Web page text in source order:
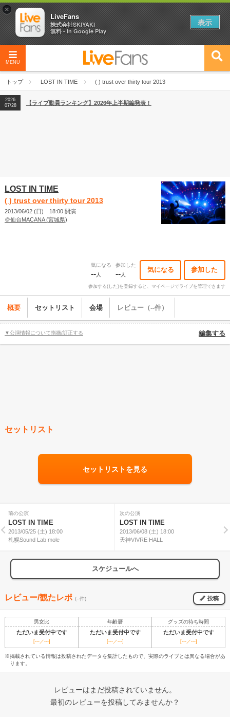
MENU
トップ LOST IN TIME ( ) trust over thirty tour 2013
2026
【フェス特集2026】フェス情報はここから！
【ライブ動員ランキング】2026年上半期編発表！
2026
04/27
LOST IN TIME
( ) trust over thirty tour 2013
2013/06/02 (日) 18:00 開演
＠仙台MACANA (宮城県)
気になる
--人
参加した
--人
気になる 参加した
参加する(した)を登録すると、マイページでライブを管理できます
概要 セットリスト 会場 レビュー（--件）
▼公演情報について指摘/訂正する 編集する
セットリスト
セットリストを見る
前の公演
LOST IN TIME
2013/05/25 (土) 18:00
札幌Sound Lab mole
次の公演
LOST IN TIME
2013/06/08 (土) 18:00
天神VIVRE HALL
スケジュールへ
レビュー/観たレポ (--件) 投稿
男女比 年齢層 グッズの待ち時間
ただいま受付中です ただいま受付中です ただいま受付中です
[---／---] [---／---] [---／---]
※掲載されている情報は投稿されたデータを集計したもので、実際のライブとは異なる場合があ
ります。
レビューはまだ投稿されていません。
最初のレビューを投稿してみませんか？
×
LiveFans
株式会社SKIYAKI
無料 - In Google Play
表示